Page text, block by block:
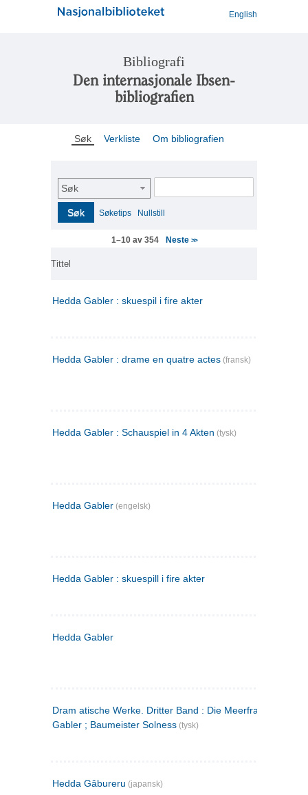
English
Bibliografi
Den internasjonale Ibsen-
bibliografien
Søk Verkliste Om bibliografien
Søk
Søk Søketips Nullstill
1–10 av 354 Neste >>
Tittel
Hedda Gabler : skuespil i fire akter
Hedda Gabler : drame en quatre actes (fransk)
Hedda Gabler : Schauspiel in 4 Akten (tysk)
Hedda Gabler (engelsk)
Hedda Gabler : skuespill i fire akter
Hedda Gabler
Dram atische Werke. Dritter Band : Die Meerfrau ; Hedda
Gabler ; Baumeister Solness (tysk)
Hedda Gâbureru (japansk)